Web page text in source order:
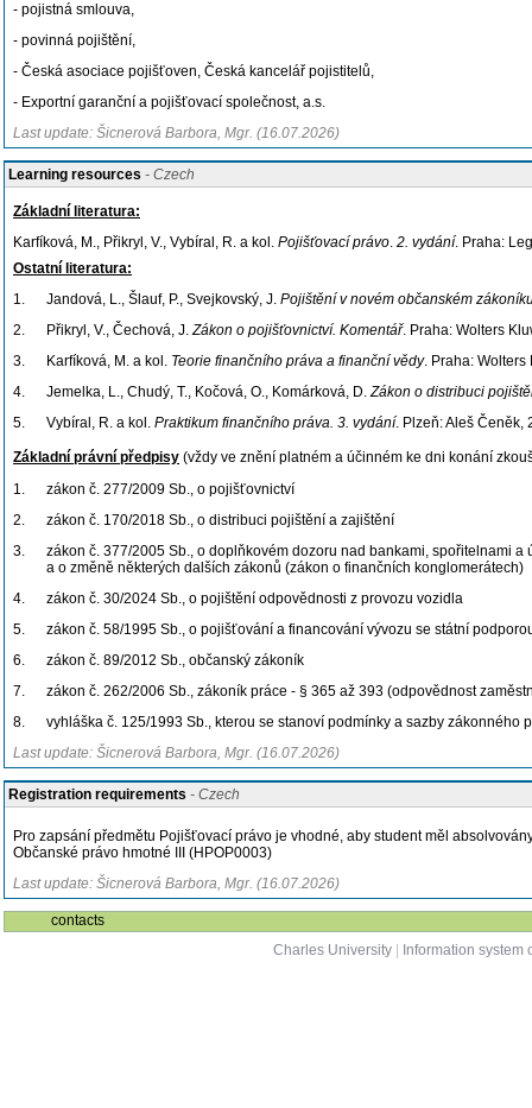
- pojistná smlouva,
- povinná pojištění,
- Česká asociace pojišťoven, Česká kancelář pojistitelů,
- Exportní garanční a pojišťovací společnost, a.s.
Last update: Šicnerová Barbora, Mgr. (16.07.2026)
Learning resources - Czech
Základní literatura:
Karfíková, M., Přikryl, V., Vybíral, R. a kol. Pojišťovací právo. 2. vydání. Praha:
Ostatní literatura:
1.
Jandová, L., Šlauf, P., Svejkovský, J. Pojištění v novém občanském
2.
Přikryl, V., Čechová, J.Zákon o pojišťovnictví. Komentář. Praha: Wolters
3.
Karfíková, M. a kol. Teorie finančního práva a finanční vědy. Praha: Wolters
4.
Jemelka, L., Chudý, T., Kočová, O., Komárková, D.Zákon o distribuci
5.
Vybíral, R. a kol. Praktikum finančního práva. 3. vydání. Plzeň: Aleš Čeněk,
Základní právní předpisy (vždy ve znění platném a účinném ke dni konání
1.
zákon č. 277/2009 Sb., o pojišťovnictví
2.
zákon č. 170/2018 Sb., o distribuci pojištění a zajištění
3.
zákon č. 377/2005 Sb., o doplňkovém dozoru nad bankami, spořitelnami
a o změně některých dalších zákonů (zákon o finančních konglomerátech)
4.
zákon č. 30/2024 Sb., o pojištění odpovědnosti z provozu vozidla
5.
zákon č. 58/1995 Sb., o pojišťování a financování vývozu se státní
6.
zákon č. 89/2012 Sb., občanský zákoník
7.
zákon č. 262/2006 Sb., zákoník práce - § 365 až 393 (odpovědnost
8.
vyhláška č. 125/1993 Sb., kterou se stanoví podmínky a sazby
Last update: Šicnerová Barbora, Mgr. (16.07.2026)
Registration requirements - Czech
Pro zapsání předmětu Pojišťovací právo je vhodné, aby student měl
Občanské právo hmotné III (HPOP0003)
Last update: Šicnerová Barbora, Mgr. (16.07.2026)
contacts
Charles University
Information